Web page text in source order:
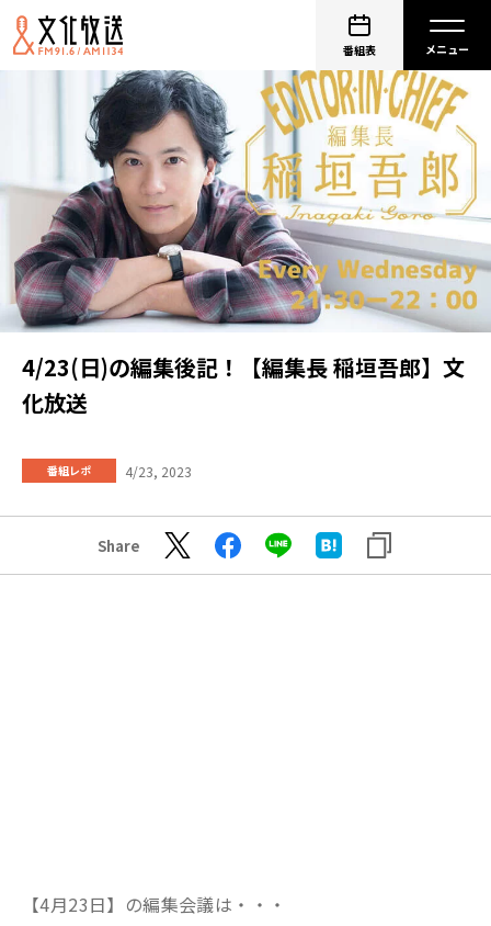
番組表
4/23(日)の編集後記！【編集長 稲垣吾郎】文
化放送
番組レポ 4/23, 2023
Share
【4月23日】の編集会議は・・・